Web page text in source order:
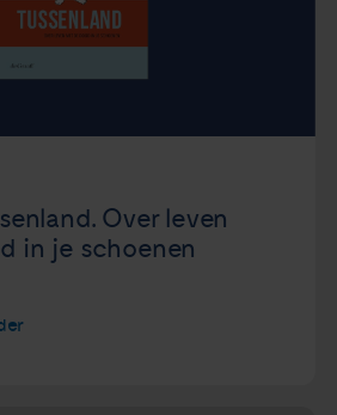
Over leven
in je schoenen